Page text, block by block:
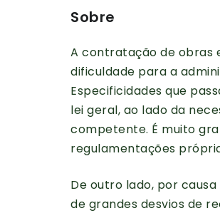
Sobre
A contratação de obras
dificuldade para a
Especificidades que
lei geral, ao lado da
competente. É muito
regulamentações
De outro lado, por
de grandes desvios de